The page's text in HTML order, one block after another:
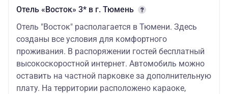
Отель «Восток» 3* в г. Тюмень
Отель "Восток" располагается в Тюмени. Здесь
созданы все условия для комфортного
проживания. В распоряжении гостей бесплатный
высокоскоростной интернет. Автомобиль можно
оставить на частной парковке за дополнительную
плату. На территории расположено караоке,